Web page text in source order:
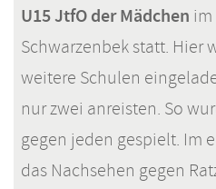
U15 JtfO der Mädchen
Schwarzenbek statt. Hier
weitere Schulen
nur zwei anreisten. So
gegen jeden gespielt. Im
das Nachsehen gegen